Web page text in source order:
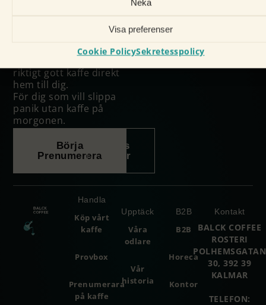
Neka
Visa preferenser
Cookie PolicySekretesspolicy
Välj ditt favoritkaffe och
hur ofta du vill ha det –
vi sköter resten.
Inget bindande, bara
riktigt gott kaffe direkt
hem till dig.
För dig som vill slippa
panik utan kaffe på
morgonen.
Börja
Prenumerera
Läs
mer
Handla
Köp vårt
kaffe
Provbox
Prenumerara
på kaffe
Upptäck
Våra
odlare
Vår
historia
B2B
B2B
Horeca
Kontor
Kontakt
BALCK COFFEE
ROSTERI
POLHEMSGATAN
30, 392 39
KALMAR
TELEFON: